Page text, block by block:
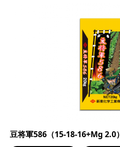
豆将軍586（15-18-16+Mg 2.0）